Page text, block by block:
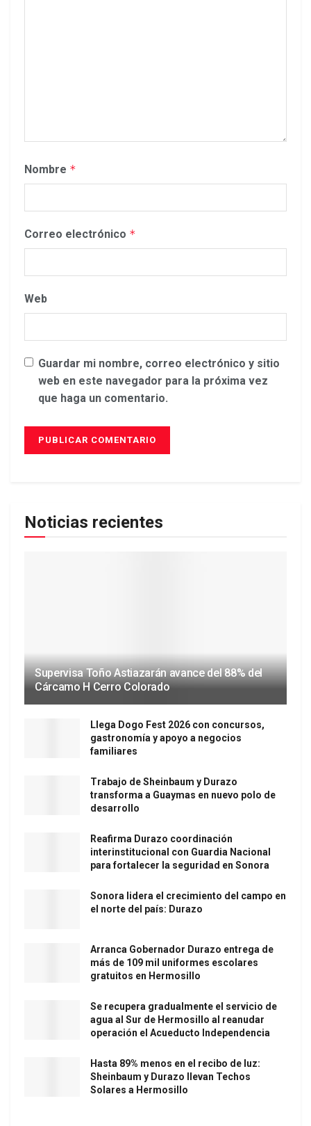
Nombre *
Correo electrónico *
Web
Guardar mi nombre, correo electrónico y sitio
web en este navegador para la próxima vez
que haga un comentario.
Noticias recientes
Supervisa Toño Astiazarán avance del 88% del
Cárcamo H Cerro Colorado
Llega Dogo Fest 2026 con concursos,
gastronomía y apoyo a negocios
familiares
Trabajo de Sheinbaum y Durazo
transforma a Guaymas en nuevo polo de
desarrollo
Reafirma Durazo coordinación
interinstitucional con Guardia Nacional
para fortalecer la seguridad en Sonora
Sonora lidera el crecimiento del campo en
el norte del país: Durazo
Arranca Gobernador Durazo entrega de
más de 109 mil uniformes escolares
gratuitos en Hermosillo
Se recupera gradualmente el servicio de
agua al Sur de Hermosillo al reanudar
operación el Acueducto Independencia
Hasta 89% menos en el recibo de luz:
Sheinbaum y Durazo llevan Techos
Solares a Hermosillo